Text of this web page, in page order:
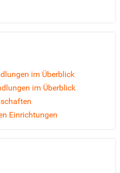
im Überblick
im Überblick
Einrichtungen